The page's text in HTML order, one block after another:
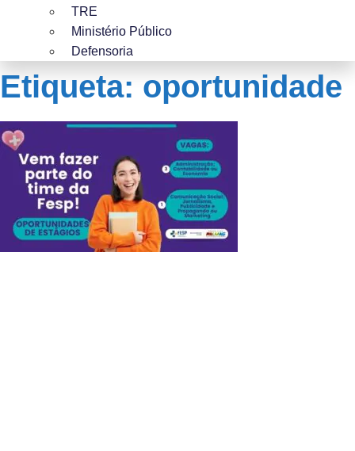
TRE
Ministério Público
Defensoria
Etiqueta: oportunidade